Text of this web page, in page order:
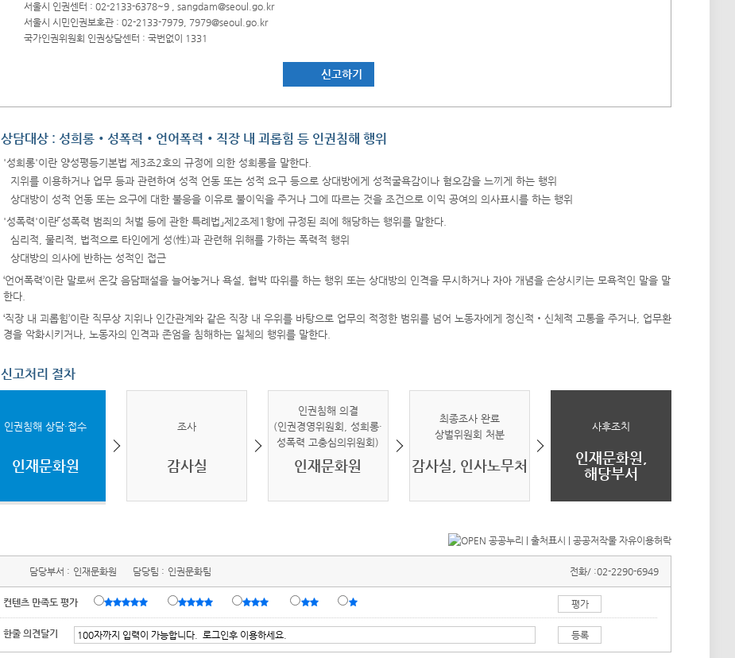
서울시 인권센터 : 02-2133-6378~9 , sangdam@seoul.go.kr
서울시 시민인권보호관 : 02-2133-7979, 7979@seoul.go.kr
국가인권위원회 인권상담센터 : 국번없이 1331
신고하기
상담대상 : 성희롱‧성폭력‧언어폭력‧직장 내 괴롭힘 등 인권침해 행위
'성희롱'이란 양성평등기본법 제3조2호의 규정에 의한 성희롱을 말한다.
지위를 이용하거나 업무 등과 관련하여 성적 언동 또는 성적 요구 등으로 상대방에게 성적굴욕감이나 혐오감을 느끼게 하는 행위
상대방이 성적 언동 또는 요구에 대한 불응을 이유로 불이익을 주거나 그에 따르는 것을 조건으로 이익 공여의 의사표시를 하는 행위
'성폭력'이란「성폭력 범죄의 처벌 등에 관한 특례법」제2조제1항에 규정된 죄에 해당하는 행위를 말한다.
심리적, 물리적, 법적으로 타인에게 성(性)과 관련해 위해를 가하는 폭력적 행위
상대방의 의사에 반하는 성적인 접근
‘언어폭력’이란 말로써 온갖 음담패설을 늘어놓거나 욕설, 협박 따위를 하는 행위 또는 상대방의 인격을 무시하거나 자아 개념을 손상시키는 모욕적인 말을 말
한다.
‘직장 내 괴롭힘’이란 직무상 지위나 인간관계와 같은 직장 내 우위를 바탕으로 업무의 적정한 범위를 넘어 노동자에게 정신적‧신체적 고통을 주거나, 업무환
경을 악화시키거나, 노동자의 인격과 존엄을 침해하는 일체의 행위를 말한다.
신고처리 절차
인권침해 상담·접수
인재문화원
조사
감사실
인권침해 의결
(인권경영위원회, 성희롱·
성폭력 고충심의위원회)
인재문화원
최종조사 완료
상벌위원회 처분
감사실, 인사노무처
사후조치
인재문화원,
해당부서
담당부서 : 인재문화원 담당팀 : 인권문화팀 전화/ :02-2290-6949
컨텐츠 만족도 평가
한줄 의견달기